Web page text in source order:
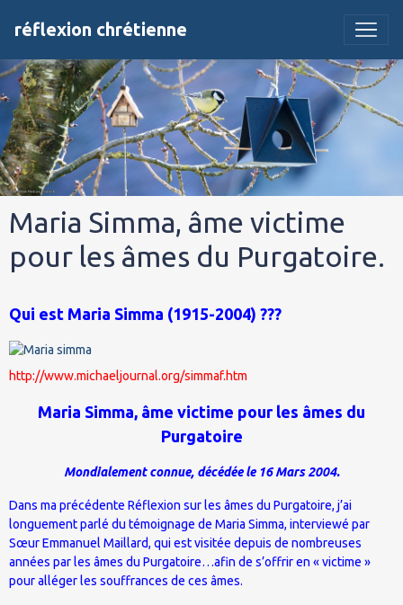
réflexion chrétienne
Maria Simma, âme victime
pour les âmes du Purgatoire.
Qui est Maria Simma (1915-2004) ???
http://www.michaeljournal.org/simmaf.htm
Maria Simma, âme victime pour les âmes du
Purgatoire
Mondialement connue, décédée le 16 Mars 2004.
Dans ma précédente Réflexion sur les âmes du Purgatoire, j’ai
longuement parlé du témoignage de Maria Simma, interviewé par
Sœur Emmanuel Maillard, qui est visitée depuis de nombreuses
années par les âmes du Purgatoire…afin de s’offrir en « victime »
pour alléger les souffrances de ces âmes.